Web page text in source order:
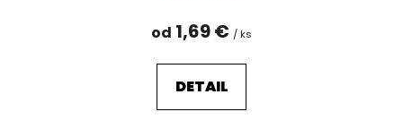
od 1,69 € / ks
DETAIL